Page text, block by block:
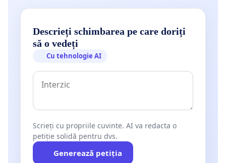
Descrieți schimbarea pe care doriți
să o vedeți
Cu tehnologie AI
Scrieți cu propriile cuvinte. AI va redacta o
petiție solidă pentru dvs.
Generează petiția